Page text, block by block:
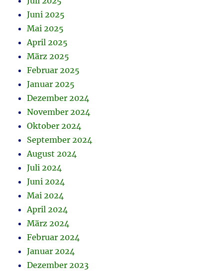
Juni 2025
Mai 2025
April 2025
März 2025
Februar 2025
Januar 2025
Dezember 2024
November 2024
Oktober 2024
September 2024
August 2024
Juli 2024
Juni 2024
Mai 2024
April 2024
März 2024
Februar 2024
Januar 2024
Dezember 2023